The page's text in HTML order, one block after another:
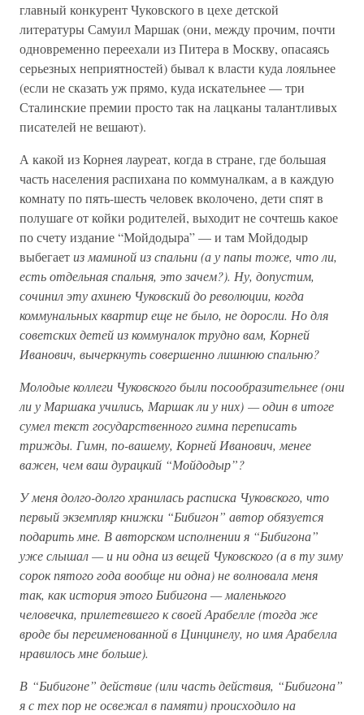
главный конкурент Чуковского в цехе детской
литературы Самуил Маршак (они, между прочим, почти
одновременно переехали из Питера в Москву, опасаясь
серьезных неприятностей) бывал к власти куда лояльнее
(если не сказать уж прямо, куда искательнее — три
Сталинские премии просто так на лацканы талантливых
писателей не вешают).
А какой из Корнея лауреат, когда в стране, где большая
часть населения распихана по коммуналкам, а в каждую
комнату по пять-шесть человек вколочено, дети спят в
полушаге от койки родителей, выходит не сочтешь какое
по счету издание “Мойдодыра” — и там Мойдодыр
выбегаетиз маминой из спальни (а у папы тоже, что ли,
есть отдельная спальня, это зачем?). Ну, допустим,
сочинил эту ахинею Чуковский до революции, когда
коммунальных квартир еще не было, не доросли. Но для
советских детей из коммуналок трудно вам, Корней
Иванович, вычеркнуть совершенно лишнюю спальню?
Молодые коллеги Чуковского были посообразительнее (они
ли у Маршака учились, Маршак ли у них) — один в итоге
сумел текст государственного гимна переписать
трижды. Гимн, по-вашему, Корней Иванович, менее
важен, чем ваш дурацкий “Мойдодыр”?
У меня долго-долго хранилась расписка Чуковского, что
первый экземпляр книжки “Бибигон” автор обязуется
подарить мне. В авторском исполнении я “Бибигона”
уже слышал — и ни одна из вещей Чуковского (а в ту зиму
сорок пятого года вообще ни одна) не волновала меня
так, как история этого Бибигона — маленького
человечка, прилетевшего к своей Арабелле (тогда же
вроде бы переименованной в Цинцинелу, но имя Арабелла
нравилось мне больше).
В “Бибигоне” действие (или часть действия, “Бибигона”
я с тех пор не освежал в памяти) происходило на